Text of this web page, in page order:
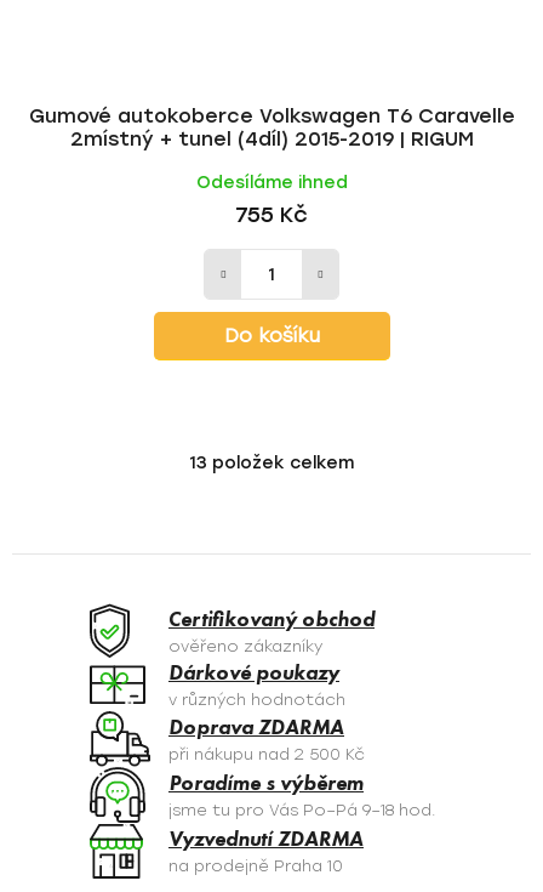
Gumové autokoberce Volkswagen T6 Caravelle
2místný + tunel (4díl) 2015-2019 | RIGUM
Odesíláme ihned
755 Kč
Do košíku
O
á
c
í
p
r
v
k
y
v
ý
p
13 položek celkem
Certifikovaný obchod
ověřeno zákazníky
Dárkové poukazy
v různých hodnotách
Doprava ZDARMA
při nákupu nad 2 500 Kč
Poradíme s výběrem
jsme tu pro Vás Po–Pá 9–18 hod.
Vyzvednutí ZDARMA
na prodejně Praha 10